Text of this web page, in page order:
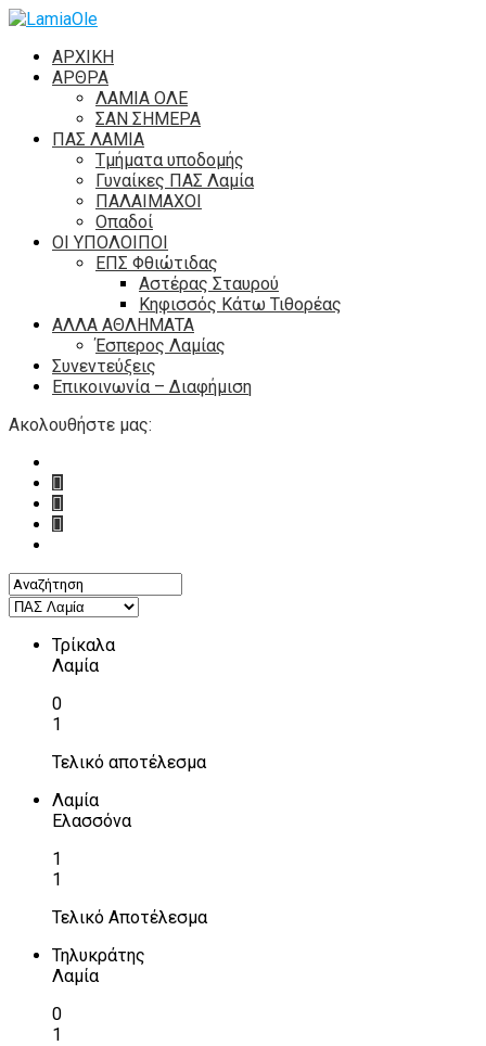
ΑΡΧΙΚΗ
ΑΡΘΡΑ
ΛΑΜΙΑ ΟΛΕ
ΣΑΝ ΣΗΜΕΡΑ
ΠΑΣ ΛΑΜΙΑ
Τμήματα υποδομής
Γυναίκες ΠΑΣ Λαμία
ΠΑΛΑΙΜΑΧΟΙ
Οπαδοί
ΟΙ ΥΠΟΛΟΙΠΟΙ
ΕΠΣ Φθιώτιδας
Αστέρας Σταυρού
Κηφισσός Κάτω Τιθορέας
ΑΛΛΑ ΑΘΛΗΜΑΤΑ
Έσπερος Λαμίας
Συνεντεύξεις
Επικοινωνία – Διαφήμιση
Ακολουθήστε μας:
Τρίκαλα
Λαμία
0
1
Τελικό αποτέλεσμα
Λαμία
Ελασσόνα
1
1
Τελικό Αποτέλεσμα
Τηλυκράτης
Λαμία
0
1